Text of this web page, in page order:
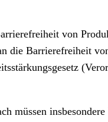
von
die Barrierefreiheit
müssen